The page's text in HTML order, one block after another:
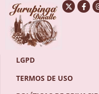
LGPD
TERMOS DE USO